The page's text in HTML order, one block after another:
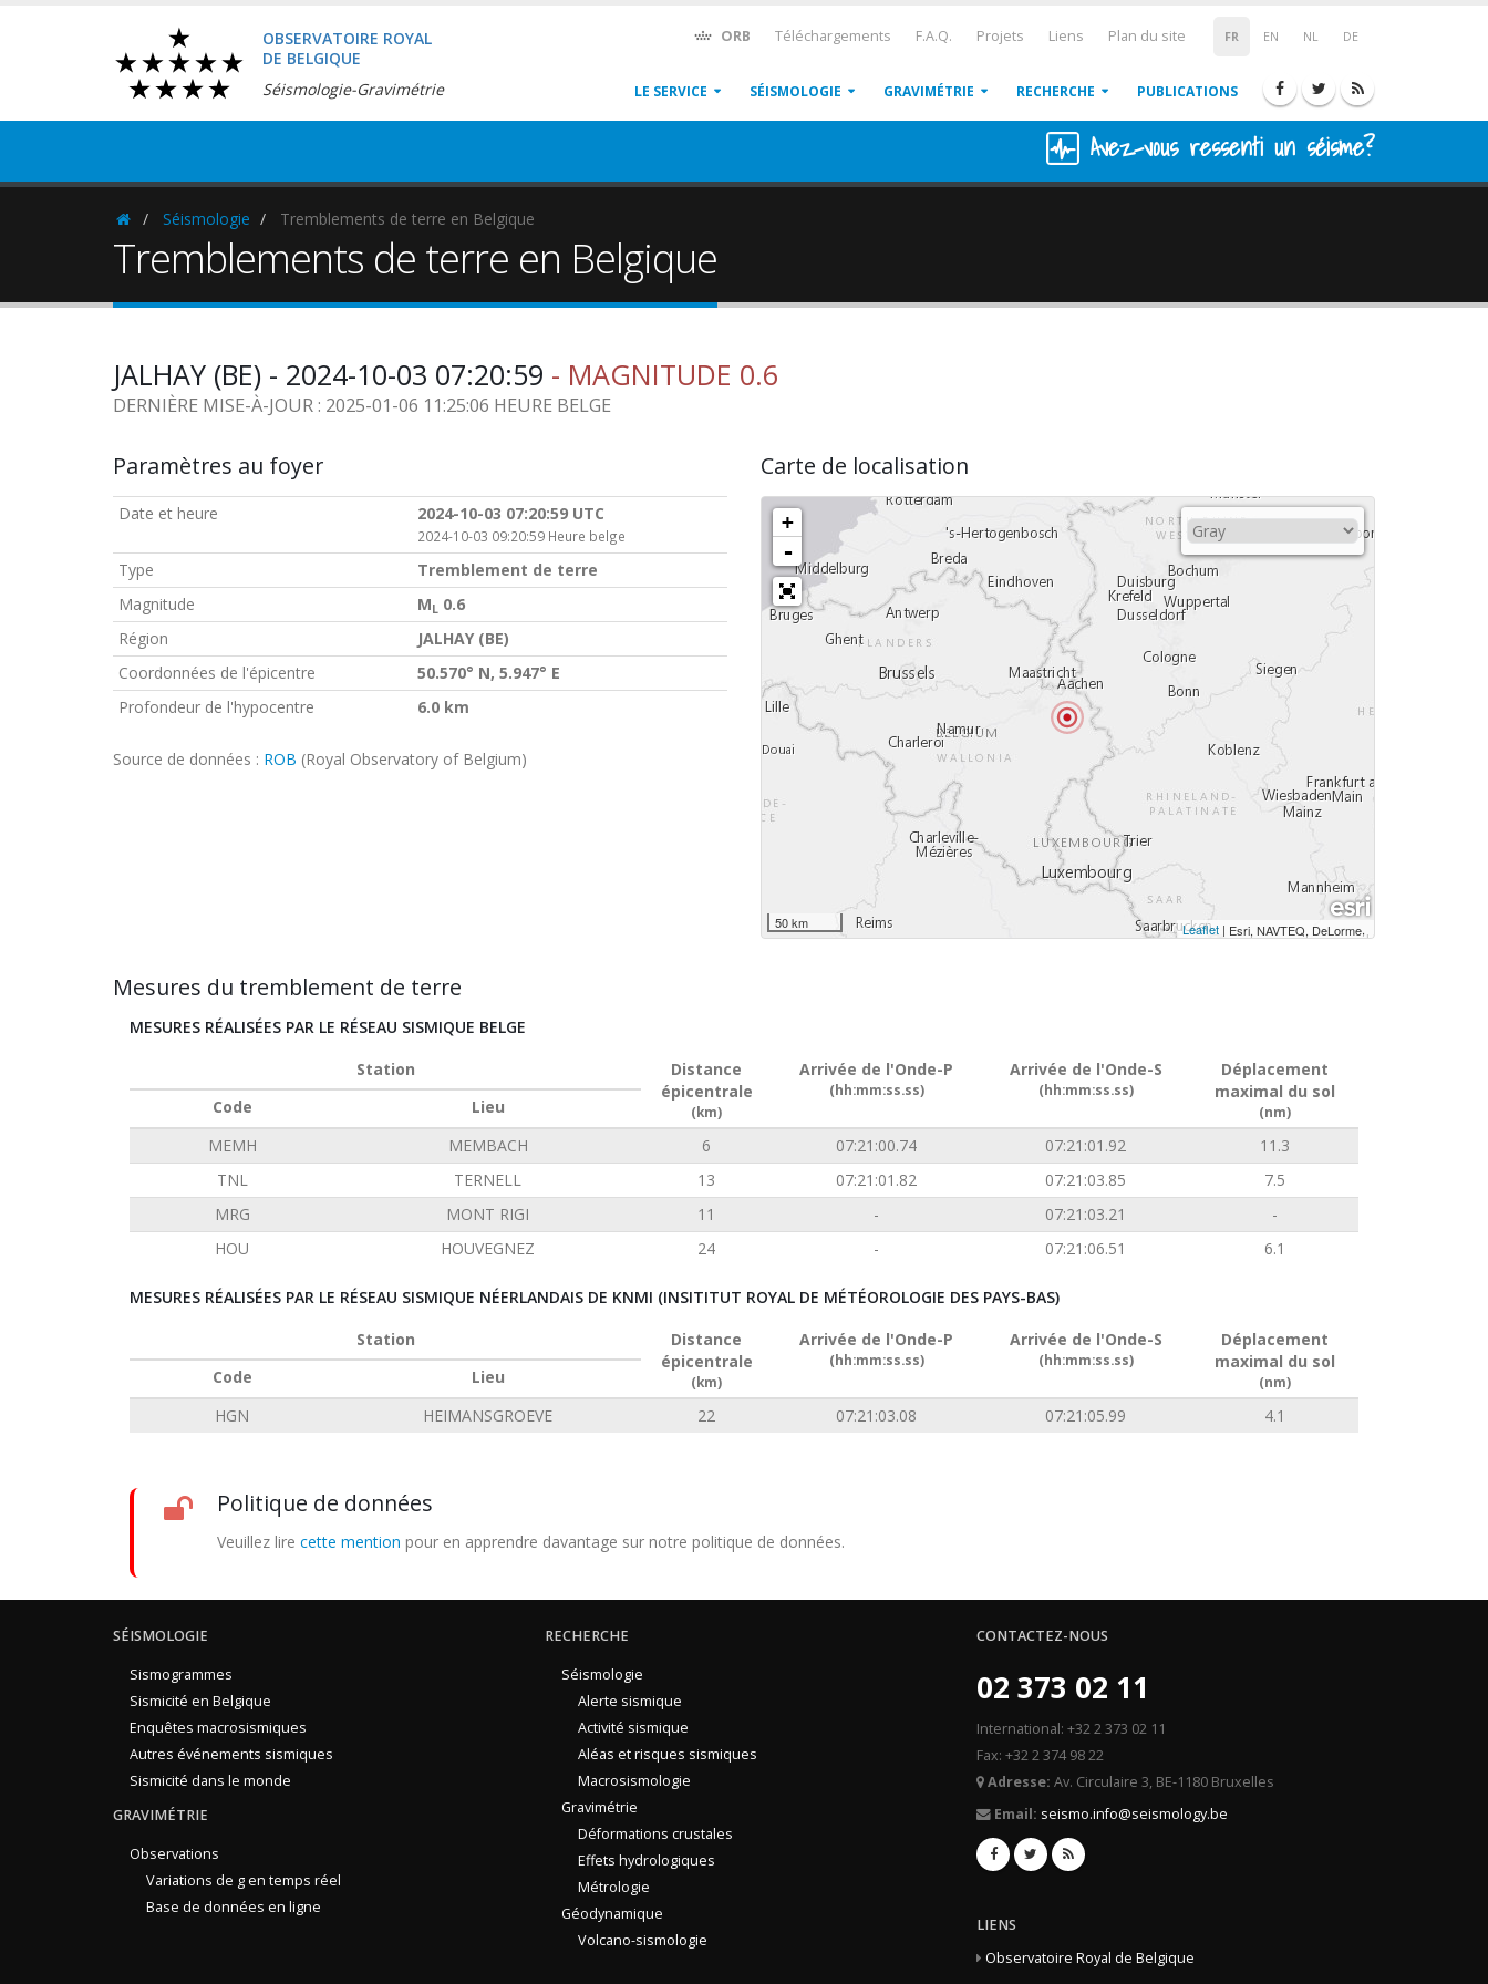
OBSERVATOIRE ROYAL
DE BELGIQUE
Séismologie-Gravimétrie
FR EN NL DE
ORB Téléchargements F.A.Q. Projets Liens Plan du site
LE SERVICE SÉISMOLOGIE GRAVIMÉTRIE RECHERCHE PUBLICATIONS
Avez-vous ressenti un séisme?
HomepageSéismologie Tremblements de terre en Belgique
Tremblements de terre en Belgique
JALHAY (BE) - 2024-10-03 07:20:59 - MAGNITUDE 0.6
DERNIÈRE MISE-À-JOUR : 2025-01-06 11:25:06 HEURE BELGE
Paramètres au foyer
Date et heure 2024-10-03 07:20:59 UTC
2024-10-03 09:20:59 Heure belge
Type
Tremblement de terre
Magnitude
ML 0.6
Région
JALHAY (BE)
Coordonnées de l'épicentre
50.570° N, 5.947° E
Profondeur de l'hypocentre
6.0 km
Source de données : ROB (Royal Observatory of Belgium)
Carte de localisation
+
-
50 km Leaflet | Esri, NAVTEQ, DeLorme,
Mesures du tremblement de terre
MESURES RÉALISÉES PAR LE RÉSEAU SISMIQUE BELGE
Station
Distance
épicentrale
(km)
Arrivée de l'Onde-P
(hh:mm:ss.ss)
Arrivée de l'Onde-S
(hh:mm:ss.ss)
Déplacement
maximal du sol
(nm)
Code
Lieu
MEMH
MEMBACH 6 07:21:00.74 07:21:01.92
11.3
TNL
TERNELL 13 07:21:01.82 07:21:03.85
7.5
MRG
MONT RIGI 11 - 07:21:03.21
-
HOU
HOUVEGNEZ 24 - 07:21:06.51 6.1
MESURES RÉALISÉES PAR LE RÉSEAU SISMIQUE NÉERLANDAIS DE KNMI (INSITITUT ROYAL DE MÉTÉOROLOGIE DES PAYS-BAS)
Station
Distance
épicentrale
(km)
Arrivée de l'Onde-P
(hh:mm:ss.ss)
Arrivée de l'Onde-S
(hh:mm:ss.ss)
Déplacement
maximal du sol
(nm)
Code
Lieu
HGN
HEIMANSGROEVE 22 07:21:03.08 07:21:05.99 4.1
Politique de données
Veuillez lire cette mention pour en apprendre davantage sur notre politique de données.
SÉISMOLOGIE
Sismogrammes
Sismicité en Belgique
Enquêtes macrosismiques
Autres événements sismiques
Sismicité dans le monde
GRAVIMÉTRIE
Observations
Variations de g en temps réel
Base de données en ligne
RECHERCHE
Séismologie
Alerte sismique
Activité sismique
Aléas et risques sismiques
Macrosismologie
Gravimétrie
Déformations crustales
Effets hydrologiques
Métrologie
Géodynamique
Volcano-sismologie
CONTACTEZ-NOUS
02 373 02 11
International: +32 2 373 02 11
Fax: +32 2 374 98 22
Adresse: Av. Circulaire 3, BE-1180 Bruxelles
Email: seismo.info@seismology.be
LIENS
Observatoire Royal de Belgique